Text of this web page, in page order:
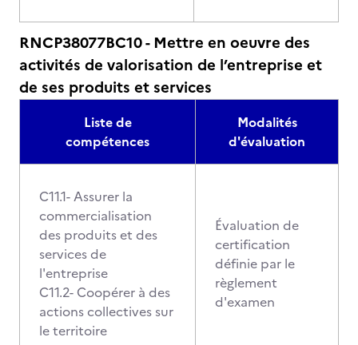
RNCP38077BC10 - Mettre en oeuvre des
activités de valorisation de l’entreprise et
de ses produits et services
Liste de
compétences
Modalités
d'évaluation
C11.1- Assurer la
commercialisation
des produits et des
services de
l'entreprise
C11.2- Coopérer à des
actions collectives sur
le territoire
Évaluation de
certification
définie par le
règlement
d'examen